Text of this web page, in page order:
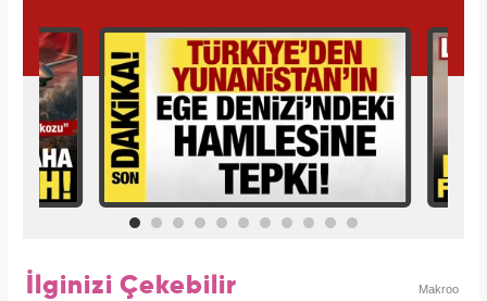
İlginizi Çekebilir Makroo